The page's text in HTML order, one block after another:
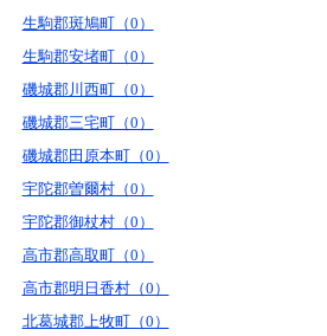
生駒郡斑鳩町（0）
生駒郡安堵町（0）
磯城郡川西町（0）
磯城郡三宅町（0）
磯城郡田原本町（0）
宇陀郡曽爾村（0）
宇陀郡御杖村（0）
高市郡高取町（0）
高市郡明日香村（0）
北葛城郡上牧町（0）